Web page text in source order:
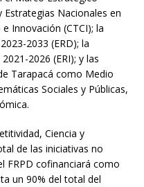
Nacionales en
Innovación (CTCI); la
2033 (ERD); la
2026 (ERI); y las
Tarapacá como Medio
Sociales y Públicas,
Ciencia y
de las iniciativas no
FRPD cofinanciará como
un 90% del total del